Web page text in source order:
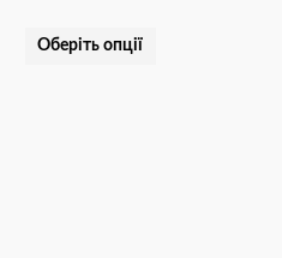
Оберіть опції